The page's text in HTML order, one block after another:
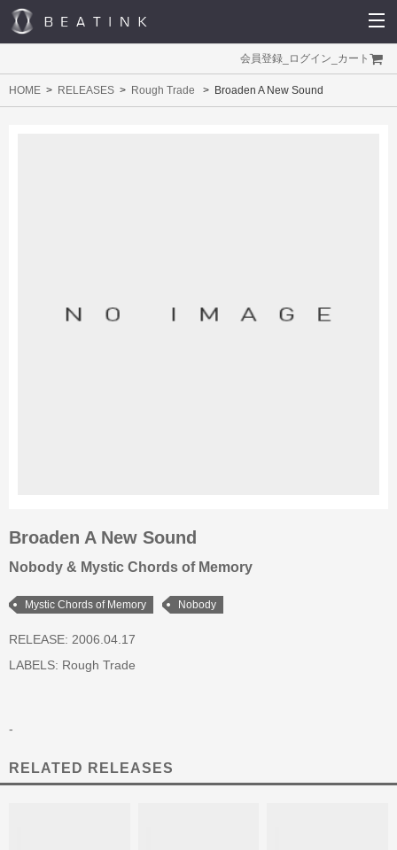
会員登録 ログイン カート
HOME RELEASES Rough Trade Broaden A New Sound
Broaden A New Sound
Nobody & Mystic Chords of Memory
Mystic Chords of Memory Nobody
RELEASE: 2006.04.17
LABELS: Rough Trade
-
RELATED RELEASES